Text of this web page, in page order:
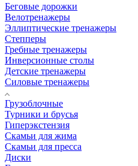
Беговые дорожки
Велотренажеры
Эллиптические тренажеры
Степперы
Гребные тренажеры
Инверсионные столы
Детские тренажеры
Силовые тренажеры
Грузоблочные
Турники и брусья
Гиперэкстензия
Скамьи для жима
Скамьи для пресса
Диски